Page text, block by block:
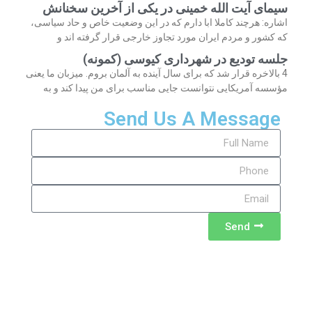
سیمای آیت الله خمینی در یکی از آخرین سخنانش
اشاره: هرچند کاملا ابا دارم که در این وضعیت خاص و حاد سیاسی،
که کشور و مردم ایران مورد تجاوز خارجی قرار گرفته اند و
جلسه تودیع در شهرداری کیوسی (کمونه)
4 بالاخره قرار شد که برای سال آینده به آلمان بروم. میزبان ما یعنی
مؤسسه آمریکایی نتوانست جایی مناسب برای من پیدا کند و به
Send Us A Message
Send